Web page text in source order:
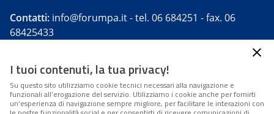
Contatti: info@forumpa.it- tel. 06 684251 - fax. 06
68425433
Forumpa.itè una pubblicazione telematica iscritta
presso Registro della stampa del Tribunale di Roma -
Reg. n. 182 del 2 maggio 2008 - Direttore resp. Michela
Stentella
I tuoi contenuti, la tua privacy!
Su questo sito utilizziamo cookie tecnici necessari alla navigazione e
funzionali all’erogazione del servizio. Utilizziamo i cookie anche per fornirti
un’esperienza di navigazione sempre migliore, per facilitare le interazioni con